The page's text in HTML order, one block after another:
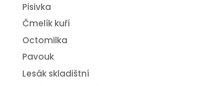
Pisivka
Čmelík kuří
Octomilka
Pavouk
Lesák skladištní